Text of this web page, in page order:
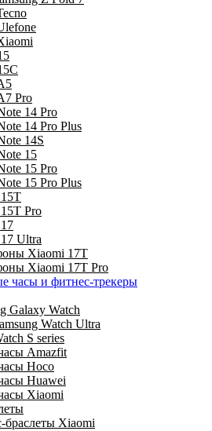
Pro
14 Pro
14 Pro Plus
14S
15
15 Pro
15 Pro Plus
Pro
Ultra
Xiaomi 17Т
Xiaomi 17Т Pro
часы и фитнес-трекеры
Galaxy Watch
Watch Ultra
S series
Amazfit
Hoco
Huawei
Xiaomi
браслеты Xiaomi